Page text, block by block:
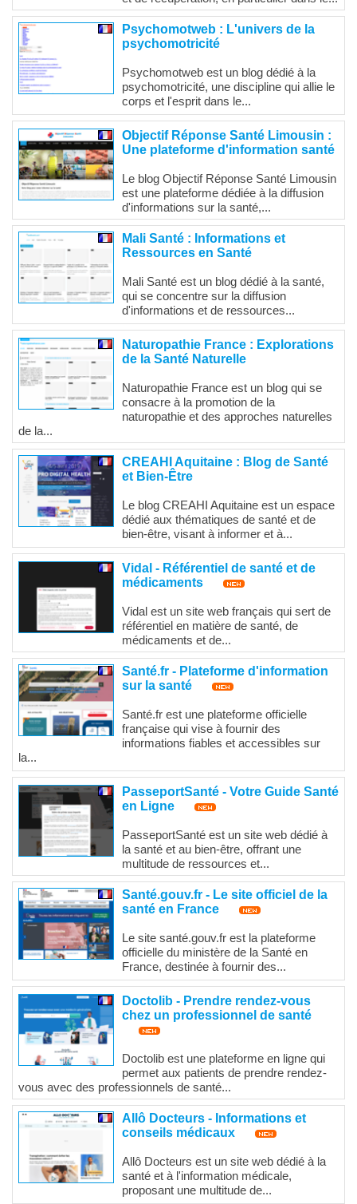
Psychomotweb : L'univers de la
psychomotricité
Psychomotweb est un blog dédié à la
psychomotricité, une discipline qui allie le
corps et l'esprit dans le...
Objectif Réponse Santé Limousin :
Une plateforme d'information santé
Le blog Objectif Réponse Santé Limousin
est une plateforme dédiée à la diffusion
d'informations sur la santé,...
Mali Santé : Informations et
Ressources en Santé
Mali Santé est un blog dédié à la santé,
qui se concentre sur la diffusion
d'informations et de ressources...
Naturopathie France : Explorations
de la Santé Naturelle
Naturopathie France est un blog qui se
consacre à la promotion de la
naturopathie et des approches naturelles
de la...
CREAHI Aquitaine : Blog de Santé
et Bien-Être
Le blog CREAHI Aquitaine est un espace
dédié aux thématiques de santé et de
bien-être, visant à informer et à...
Vidal - Référentiel de santé et de
médicaments
Vidal est un site web français qui sert de
référentiel en matière de santé, de
médicaments et de...
Santé.fr - Plateforme d'information
sur la santé
Santé.fr est une plateforme officielle
française qui vise à fournir des
informations fiables et accessibles sur
la...
PasseportSanté - Votre Guide Santé
en Ligne
PasseportSanté est un site web dédié à
la santé et au bien-être, offrant une
multitude de ressources et...
Santé.gouv.fr - Le site officiel de la
santé en France
Le site santé.gouv.fr est la plateforme
officielle du ministère de la Santé en
France, destinée à fournir des...
Doctolib - Prendre rendez-vous
chez un professionnel de santé
Doctolib est une plateforme en ligne qui
permet aux patients de prendre rendez-
vous avec des professionnels de santé...
Allô Docteurs - Informations et
conseils médicaux
Allô Docteurs est un site web dédié à la
santé et à l'information médicale,
proposant une multitude de...